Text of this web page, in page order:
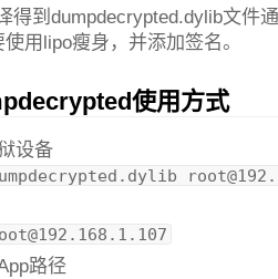
得到dumpdecrypted.dylib文件
用lipo瘦身，并添加签名。
使用方式
设备
路径